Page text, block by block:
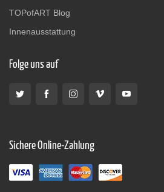
TOPofART Blog
Innenausstattung
Folge uns auf
Sichere Online-Zahlung